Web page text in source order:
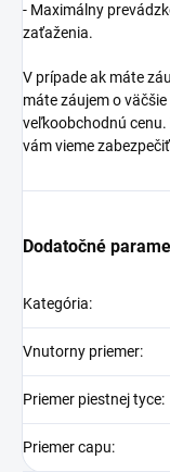
- Maximálny
zaťaženia.
V prípade ak máte
máte záujem o
veľkoobchodnú cenu.
vám vieme
Dodatočné
Kategória:
Vnutorny priemer:
Priemer piestnej tyce:
Priemer capu: